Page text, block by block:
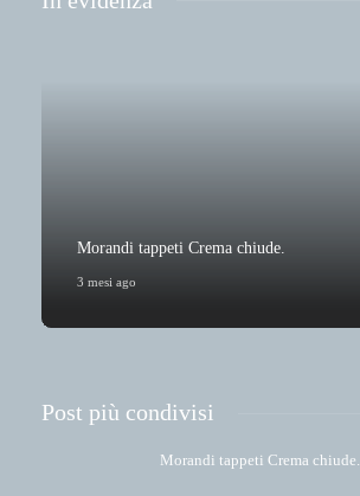
Morandi tappeti Crema chiude.
3 mesi ago
Post più condivisi
Morandi tappeti Crema chiude.